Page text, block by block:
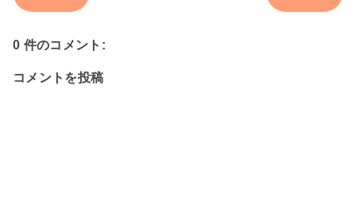
0 件のコメント:
コメントを投稿